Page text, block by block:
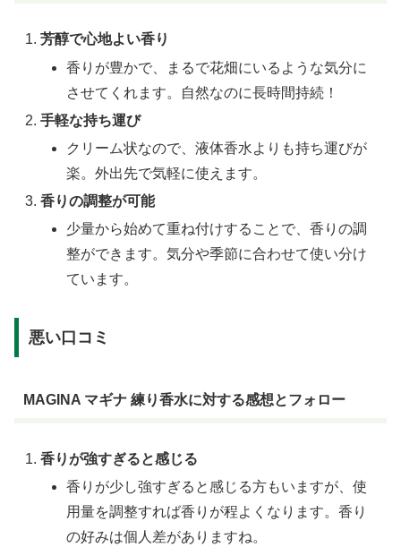
芳醇で心地よい香り
香りが豊かで、まるで花畑にいるような気分に
させてくれます。自然なのに長時間持続！
手軽な持ち運び
クリーム状なので、液体香水よりも持ち運びが
楽。外出先で気軽に使えます。
香りの調整が可能
少量から始めて重ね付けすることで、香りの調
整ができます。気分や季節に合わせて使い分け
ています。
悪い口コミ
MAGINA マギナ 練り香水に対する感想とフォロー
香りが強すぎると感じる
香りが少し強すぎると感じる方もいますが、使
用量を調整すれば香りが程よくなります。香り
の好みは個人差がありますね。